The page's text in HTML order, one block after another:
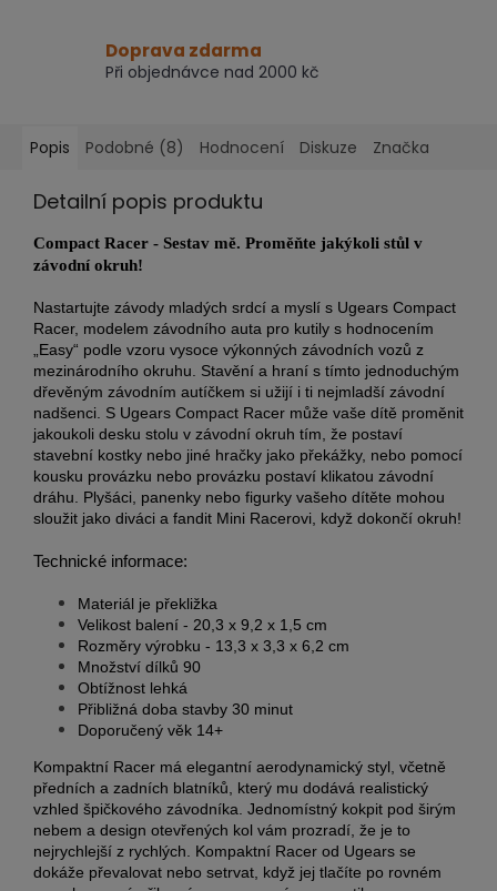
Doprava zdarma
Při objednávce nad 2000 kč
Popis Podobné (8) Hodnocení Diskuze Značka
Detailní popis produktu
Compact Racer - Sestav mě. Proměňte jakýkoli stůl v
závodní okruh!
Nastartujte závody mladých srdcí a myslí s Ugears Compact
Racer, modelem závodního auta pro kutily s hodnocením
„Easy“ podle vzoru vysoce výkonných závodních vozů z
mezinárodního okruhu. Stavění a hraní s tímto jednoduchým
dřevěným závodním autíčkem si užijí i ti nejmladší závodní
nadšenci. S Ugears Compact Racer může vaše dítě proměnit
jakoukoli desku stolu v závodní okruh tím, že postaví
stavební kostky nebo jiné hračky jako překážky, nebo pomocí
kousku provázku nebo provázku postaví klikatou závodní
dráhu. Plyšáci, panenky nebo figurky vašeho dítěte mohou
sloužit jako diváci a fandit Mini Racerovi, když dokončí okruh!
Technické informace:
Materiál je překližka
Velikost balení - 20,3 x 9,2 x 1,5 cm
Rozměry výrobku - 13,3 x 3,3 x 6,2 cm
Množství dílků 90
Obtížnost lehká
Přibližná doba stavby 30 minut
Doporučený věk 14+
Kompaktní Racer má elegantní aerodynamický styl, včetně
předních a zadních blatníků, který mu dodává realistický
vzhled špičkového závodníka. Jednomístný kokpit pod širým
nebem a design otevřených kol vám prozradí, že je to
nejrychlejší z rychlých. Kompaktní Racer od Ugears se
dokáže převalovat nebo setrvat, když jej tlačíte po rovném